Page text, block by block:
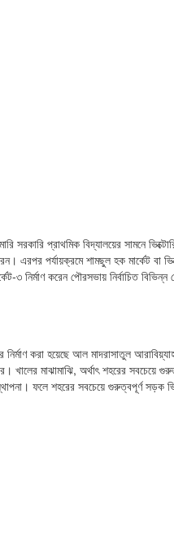
সরকারি প্রাথমিক বিদ্যালয়ের সামনে
এরপর পর্যায়ক্রমে শামছুল হক মার্কেট বা
৩ নির্মাণ করেন পৌরসভায় নির্বাচিত
করা হয়েছে আল মাদরাসাতুল
খালের মাঝামাঝি, অর্থাৎ শহরের সবচেয়ে
ফলে শহরের সবচেয়ে গুরুত্বপূর্ণ সড়ক